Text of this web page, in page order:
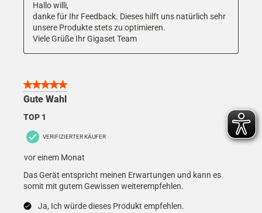
Hallo willi,
danke für Ihr Feedback. Dieses hilft uns natürlich sehr
unsere Produkte stets zu optimieren.
Viele Grüße Ihr Gigaset Team
5 von 5 Sternen.
Gute Wahl
TOP 1
VERIFIZIERTER KÄUFER
vor einem Monat
Das Gerät entspricht meinen Erwartungen und kann es
somit mit gutem Gewissen weiterempfehlen.
Ja, Ich würde dieses Produkt empfehlen.